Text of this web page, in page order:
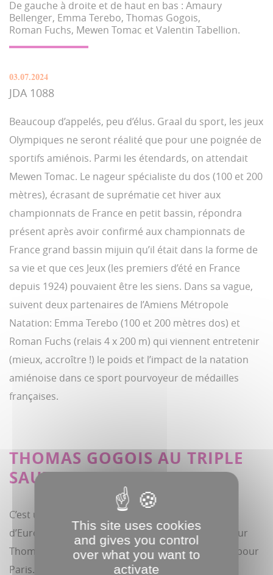
De gauche à droite et de haut en bas : Amaury
Bellenger, Emma Terebo, Thomas Gogois,
Roman Fuchs, Mewen Tomac et Valentin Tabellion.
03.07.2024
JDA 1088
Beaucoup d’appelés, peu d’élus. Graal du sport, les jeux
Olympiques ne seront réalité que pour une poignée de
sportifs amiénois. Parmi les étendards, on attendait
Mewen Tomac. Le nageur spécialiste du dos (100 et 200
mètres), écrasant de suprématie cet hiver aux
championnats de France en petit bassin, répondra
présent après avoir confirmé aux championnats de
France grand bassin mijuin qu’il était dans la forme de
sa vie et que ces Jeux (les premiers d’été en France
depuis 1924) pouvaient être les siens. Dans sa vague,
suivent deux partenaires de l’Amiens Métropole
Natation: Emma Terebo (100 et 200 mètres dos) et
Roman Fuchs (relais 4 x 200 m) qui viennent entretenir
(mieux, accroître !) le poids et l’impact de la natation
amiénoise dans ce sport pourvoyeur de médailles
françaises.
THOMAS GOGOIS AU TRIPLE
SAUT
C’est une médaille de bronze aux championnats
d’Europe d’athlétisme qui a permis au triple sauteur
Thomas Gogois (Amiens UC) de valider son ticket pour
Paris. Son bond à 17,38 mètres permet au natif
This site uses cookies
and gives you control
over what you want to
activate